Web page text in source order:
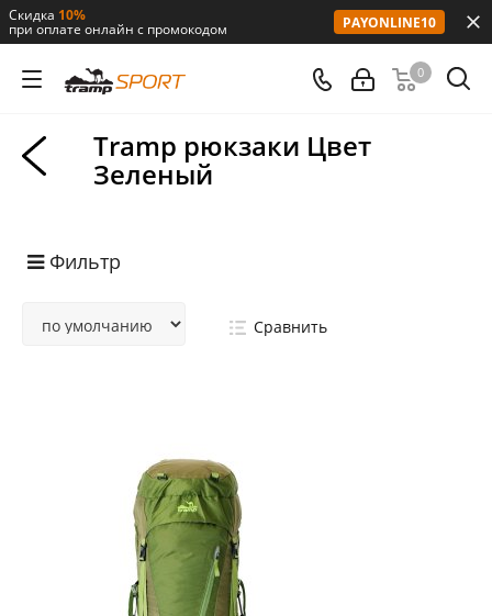
Скидка 10%
при оплате онлайн с промокодом PAYONLINE10
0
Tramp рюкзаки Цвет
Зеленый
Фильтр
Сравнить